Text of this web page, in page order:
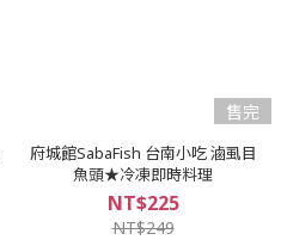
售完
府城館SabaFish 台南小吃 滷虱目
魚頭★冷凍即時料理
NT$225
NT$249